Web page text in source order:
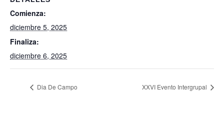
Comienza:
diciembre 5, 2025
Finaliza:
diciembre 6, 2025
Dia De Campo XXVI Evento Intergrupal